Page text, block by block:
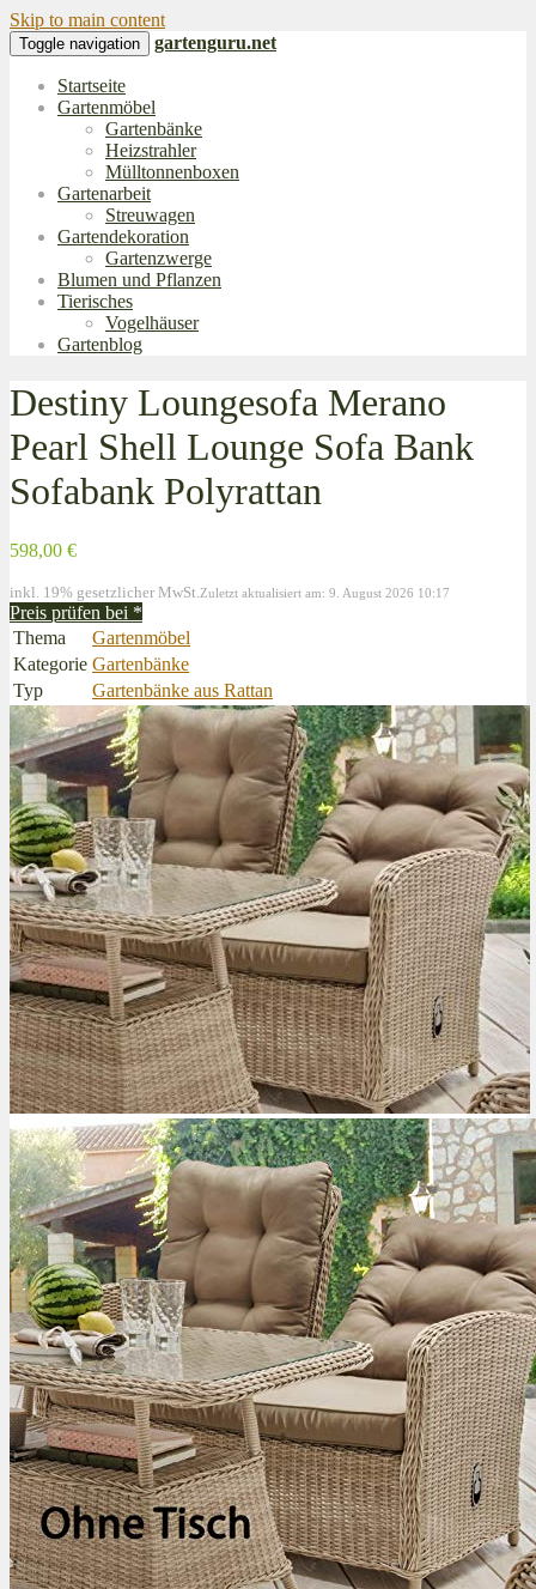
Skip to main content
Toggle navigation gartenguru.net
Startseite
Gartenmöbel
Gartenbänke
Heizstrahler
Mülltonnenboxen
Gartenarbeit
Streuwagen
Gartendekoration
Gartenzwerge
Blumen und Pflanzen
Tierisches
Vogelhäuser
Gartenblog
Destiny Loungesofa Merano
Pearl Shell Lounge Sofa Bank
Sofabank Polyrattan
598,00 €
inkl. 19% gesetzlicher MwSt. Zuletzt aktualisiert am: 9. August 2026 10:17
Preis prüfen bei *
Thema
Gartenmöbel
Kategorie Gartenbänke
Typ
Gartenbänke aus Rattan